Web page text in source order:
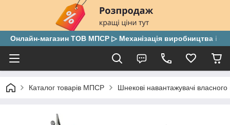
Онлайн-магазин ТОВ МПСР ▷ Механізація виробництва і
Каталог товарів МПСР Шнекові навантажувачі